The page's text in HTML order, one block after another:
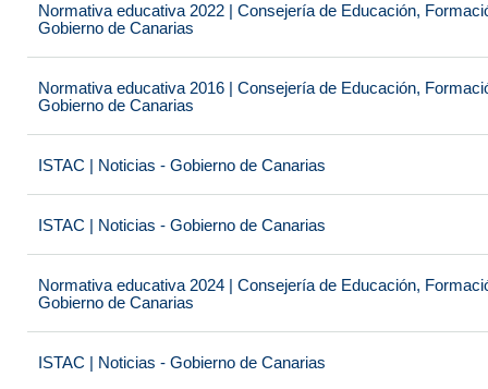
Normativa educativa 2022 | Consejería de Educación,
Gobierno de Canarias
Normativa educativa 2016 | Consejería de Educación,
Gobierno de Canarias
ISTAC | Noticias - Gobierno de Canarias
ISTAC | Noticias - Gobierno de Canarias
Normativa educativa 2024 | Consejería de Educación,
Gobierno de Canarias
ISTAC | Noticias - Gobierno de Canarias